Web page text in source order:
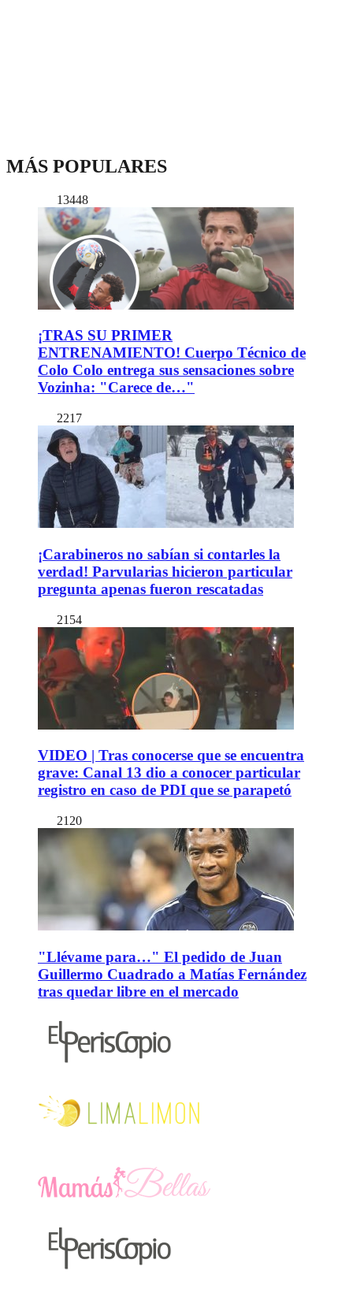
MÁS POPULARES
13448
¡TRAS SU PRIMER
ENTRENAMIENTO! Cuerpo Técnico de
Colo Colo entrega sus sensaciones sobre
Vozinha: "Carece de…"
2217
¡Carabineros no sabían si contarles la
verdad! Parvularias hicieron particular
pregunta apenas fueron rescatadas
2154
VIDEO | Tras conocerse que se encuentra
grave: Canal 13 dio a conocer particular
registro en caso de PDI que se parapetó
2120
"Llévame para…" El pedido de Juan
Guillermo Cuadrado a Matías Fernández
tras quedar libre en el mercado